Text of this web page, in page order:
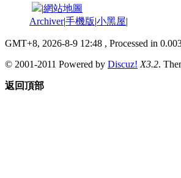
|網站地圖
Archiver|手機版|小黑屋|
GMT+8, 2026-8-9 12:48 , Processed in
© 2001-2011 Powered by Discuz! X3.2.
返回頂部